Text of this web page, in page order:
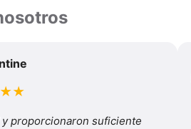
★★
proporcionaron suficiente